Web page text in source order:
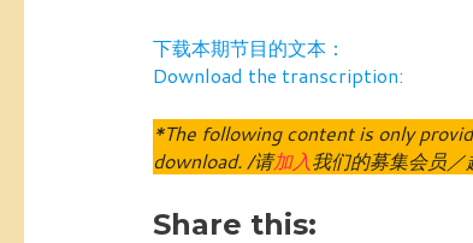
下载本期节目的文本：
Download the transcription:
*The following content is only
download. /请加入我们的募集会员／
Share this: